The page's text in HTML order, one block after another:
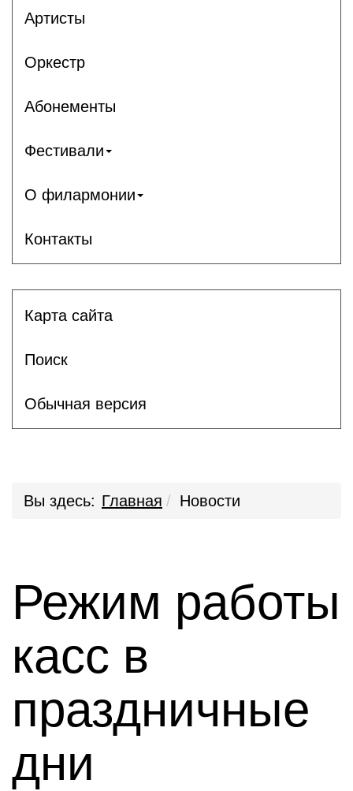
Артисты
Оркестр
Абонементы
Фестивали
О филармонии
Контакты
Карта сайта
Поиск
Обычная версия
Вы здесь: Главная Новости
Режим работы
касс в
праздничные
дни